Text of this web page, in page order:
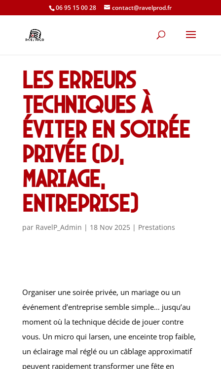
06 95 15 00 28 contact@ravelprod.fr
Les erreurs
techniques à
éviter en soirée
privée (DJ,
mariage,
entreprise)
par RavelP_Admin | 18 Nov 2025| Prestations
Organiser une soirée privée, un mariage ou un
événement d’entreprise semble simple… jusqu’au
moment où la technique décide de jouer contre
vous. Un micro qui larsen, une enceinte trop faible,
un éclairage mal réglé ou un câblage approximatif
peuvent rapidement transformer une fête en